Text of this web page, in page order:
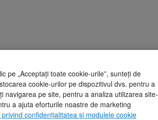
pe „Acceptați toate cookie-urile”, sunteți de
cookie-urilor pe dispozitivul dvs. pentru a
navigarea pe site, pentru a analiza utilizarea site-
a ajuta eforturile noastre de marketing
privind confidențialitatea și modulele cookie